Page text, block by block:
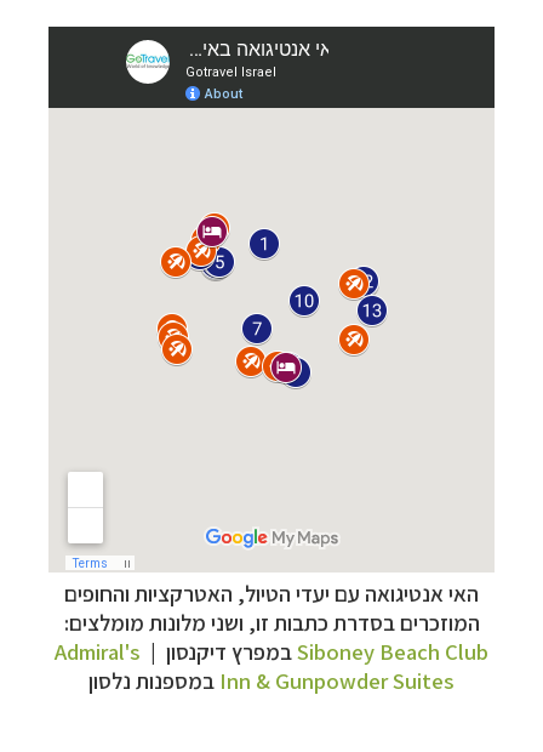
האי אנטיגואה עם יעדי הטיול, האטרקציות והחופים
המוזכרים בסדרת כתבות זו, ושני מלונות מומלצים:
Siboney Beach Clubבמפרץ דיקנסון | Admiral's
Inn & Gunpowder Suites במספנות נלסון
קרוזים והפלגות נופש לחצו לרשימת היעדים »
הפלגות לאנטארקטיקהלחצו לכל מסלולי ההפלגות »
הפלגות לארצות הקוטב הצפוני לחצו לקבלת כל
האפשרויות »